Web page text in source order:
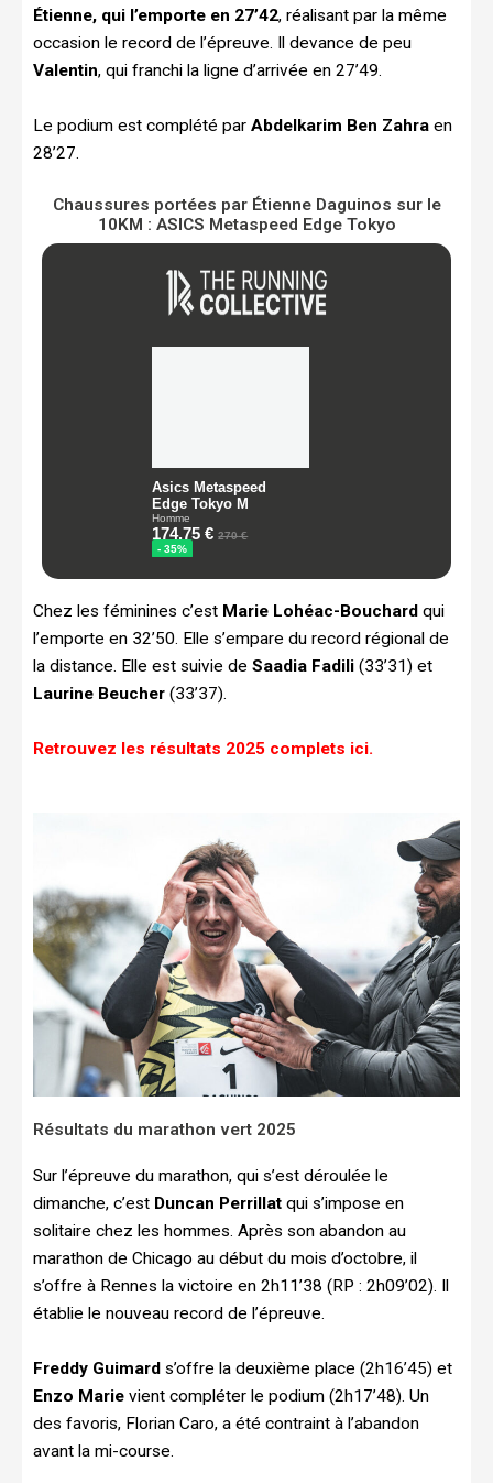
Étienne, qui l’emporte en 27’42, réalisant par la même
occasion le record de l’épreuve. Il devance de peu
Valentin, qui franchi la ligne d’arrivée en 27’49.
Le podium est complété par Abdelkarim Ben Zahra en
28’27.
Chaussures portées par Étienne Daguinos sur le
10KM : ASICS Metaspeed Edge Tokyo
Chez les féminines c’est Marie Lohéac-Bouchard qui
l’emporte en 32’50. Elle s’empare du record régional de
la distance. Elle est suivie de Saadia Fadili (33’31) et
Laurine Beucher (33’37).
Retrouvez les résultats 2025 complets ici.
Résultats du marathon vert 2025
Sur l’épreuve du marathon, qui s’est déroulée le
dimanche, c’est Duncan Perrillat qui s’impose en
solitaire chez les hommes. Après son abandon au
marathon de Chicago au début du mois d’octobre, il
s’offre à Rennes la victoire en 2h11’38 (RP : 2h09’02). Il
établie le nouveau record de l’épreuve.
Freddy Guimard s’offre la deuxième place (2h16’45) et
Enzo Marie vient compléter le podium (2h17’48). Un
des favoris, Florian Caro, a été contraint à l’abandon
avant la mi-course.